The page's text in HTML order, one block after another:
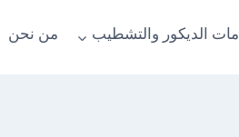
الديكور والتشطيب من نحن